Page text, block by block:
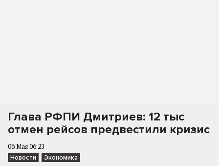
Глава РФПИ Дмитриев: 12 тыс
отмен рейсов предвестили кризис
06 Мая 06:23
Новости Экономика